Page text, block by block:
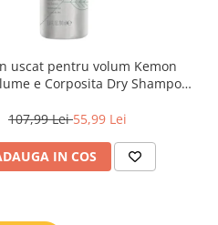
uscat pentru volum Kemon
e Corposita Dry Shampoo,
107,99 Lei55,99 Lei
IN COS